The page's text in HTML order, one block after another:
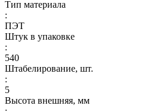
Тип материала
:
ПЭТ
Штук в упаковке
:
540
Штабелирование, шт.
:
5
Высота внешняя, мм